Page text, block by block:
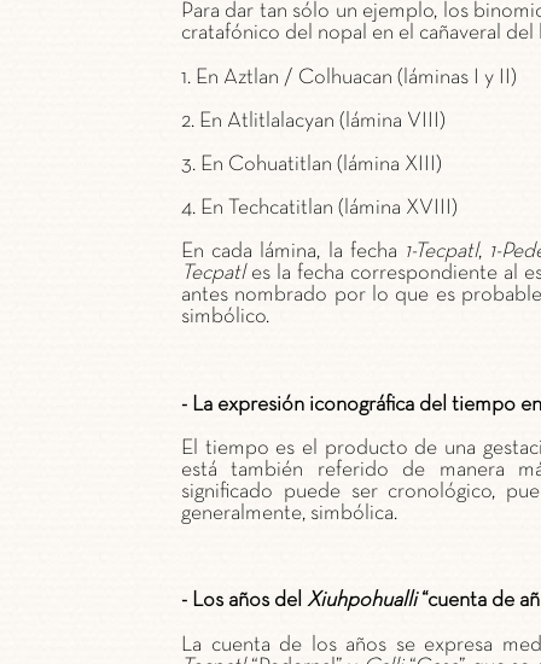
Para dar tan sólo un ejemplo, los
cratafónico del nopal en el cañaveral del
1. En Aztlan / Colhuacan (láminas I y II)
2. En Atlitlalacyan (lámina VIII)
3. En Cohuatitlan (lámina XIII)
4. En Techcatitlan (lámina XVIII)
En cada lámina, la fecha 1-Tecpatl, 1-
Tecpatles la fecha correspondiente al
antes nombrado por lo que es
simbólico.
- La expresión iconográfica del tiempo
El tiempo es el producto de una
está también referido de manera
significado puede ser cronológico,
generalmente, simbólica.
- Los años del Xiuhpohualli“cuenta de
La cuenta de los años se expresa